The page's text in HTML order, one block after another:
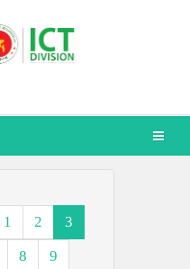
1 2
3
8
9